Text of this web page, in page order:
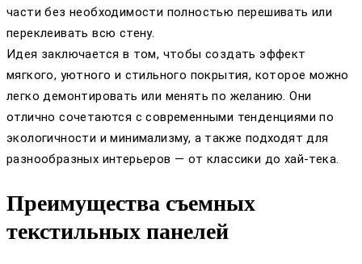
части без необходимости полностью перешивать или
переклеивать всю стену.
Идея заключается в том, чтобы создать эффект
мягкого, уютного и стильного покрытия, которое можно
легко демонтировать или менять по желанию. Они
отлично сочетаются с современными тенденциями по
экологичности и минимализму, а также подходят для
разнообразных интерьеров — от классики до хай-тека.
Преимущества съемных
текстильных панелей